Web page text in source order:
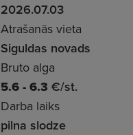
2026.07.03
Atrašanās vieta
Siguldas novads
Bruto alga
5.6 - 6.3 €/st.
Darba laiks
pilna slodze